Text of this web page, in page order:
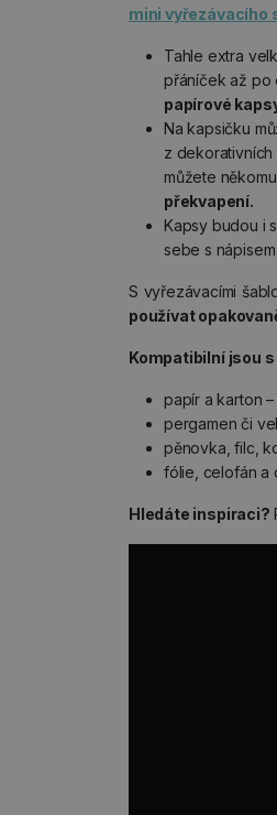
mini vyřezávacího
Tahle extra
přáníček až po
papírové
Na kapsičku
z dekorativních
můžete
překvapení.
Kapsy budou i
sebe s
S vyřezávacími
používat
Kompatibilní jsou
papír a karton
pergamen či
pěnovka, filc,
fólie, celofán a
Hledáte inspiraci?